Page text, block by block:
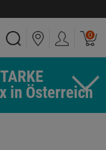
0
in Österreich